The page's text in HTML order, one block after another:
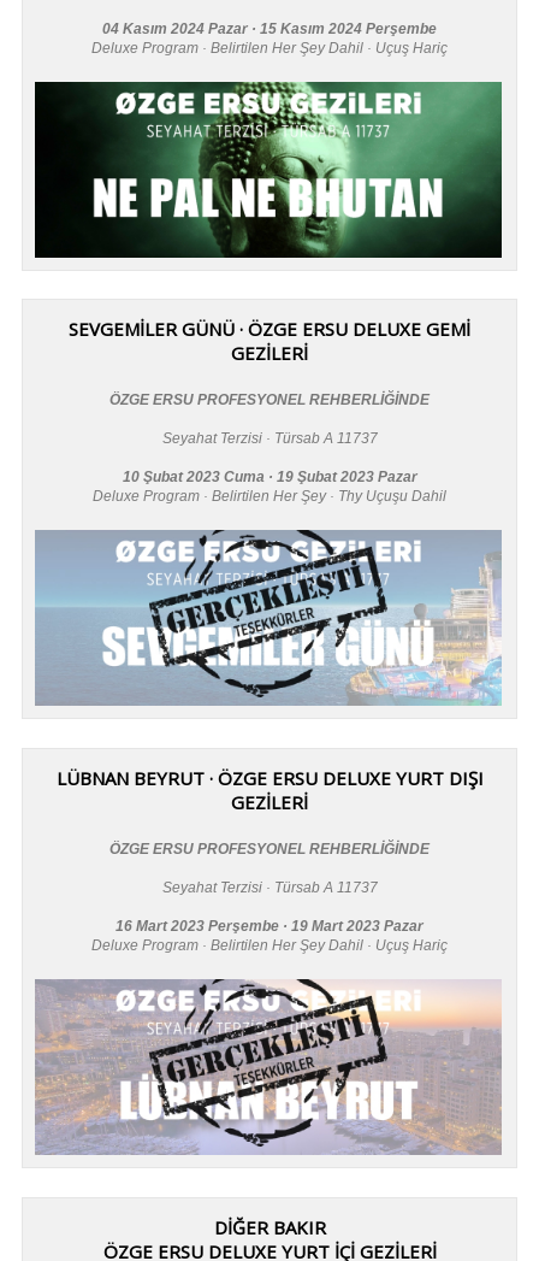
04 Kasım 2024 Pazar · 15 Kasım 2024 Perşembe
Deluxe Program · Belirtilen Her Şey Dahil · Uçuş Hariç
SEVGEMİLER GÜNÜ · ÖZGE ERSU DELUXE GEMİ
GEZİLERİ
ÖZGE ERSU PROFESYONEL REHBERLİĞİNDE
Seyahat Terzisi · Türsab A 11737
10 Şubat 2023 Cuma · 19 Şubat 2023 Pazar
Deluxe Program · Belirtilen Her Şey · Thy Uçuşu Dahil
LÜBNAN BEYRUT · ÖZGE ERSU DELUXE YURT DIŞI
GEZİLERİ
ÖZGE ERSU PROFESYONEL REHBERLİĞİNDE
Seyahat Terzisi · Türsab A 11737
16 Mart 2023 Perşembe · 19 Mart 2023 Pazar
Deluxe Program · Belirtilen Her Şey Dahil · Uçuş Hariç
DİĞER BAKIR
ÖZGE ERSU DELUXE YURT İÇİ GEZİLERİ